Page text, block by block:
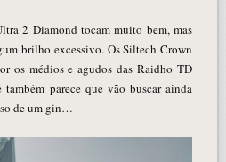
2 Diamond tocam muito bem, mas
brilho excessivo. Os Siltech Crown
os médios e agudos das Raidho TD
também parece que vão buscar ainda
de um gin…